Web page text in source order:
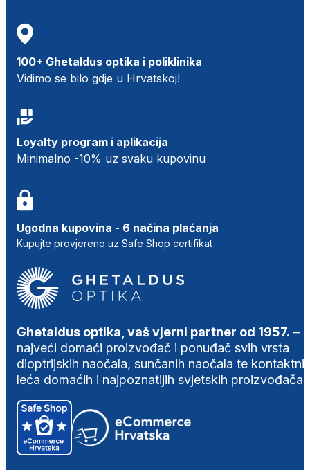
100+ Ghetaldus optika i poliklinika
Vidimo se bilo gdje u Hrvatskoj!
Loyalty program i aplikacija
Minimalno -10% uz svaku kupovinu
Ugodna kupovina - 6 načina plaćanja
Kupujte provjereno uz Safe Shop certifikat
Ghetaldus optika, vaš vjerni partner od 1957. –
najveći domaći proizvođač i ponuđač svih vrsta
dioptrijskih naočala, sunčanih naočala te
leća domaćih i najpoznatijih svjetskih proizvođača.